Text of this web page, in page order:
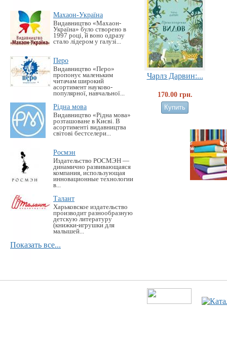
Махаон-Україна
Видавництво «Махаон-
Україна» було створено в
1997 році, й воно одразу
стало лідером у галузі...
Перо
Видавництво «Перо»
пропонує маленьким
читачам широкий
асортимент науково-
популярної, навчальної...
Рідна мова
Видавництво «Рідна мова»
розташоване в Києві. В
асортименті видавництва
світові бестселери...
Росмэн
Издательство РОСМЭН —
динамично развивающаяся
компания, использующая
инновационные технологии
в...
Талант
Харьковское издательство
производит разнообразную
детскую литературу
(книжки-игрушки для
малышей...
Показать все...
Чарлз Дарвин:...
170.00 грн.